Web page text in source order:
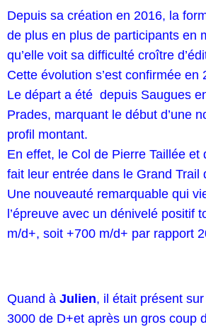
Depuis sa création en 2016, la
de plus en plus de participants en
qu’elle voit sa difficulté croître
Cette évolution s’est confirmée en
Le départ a été depuis Saugues
Prades, marquant le début d’une
profil montant.
En effet, le Col de Pierre Taillée et
fait leur entrée dans le Grand Trail
Une nouveauté remarquable qui
l’épreuve avec un dénivelé positif
m/d+, soit +700 m/d+ par rapport
Quand à Julien, il était présent
3000 de D+et après un gros coup